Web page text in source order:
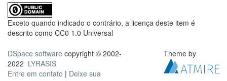
Exceto quando indicado o contrário, a licença deste item é
descrito como CC0 1.0 Universal
DSpace software copyright © 2002-
2022 LYRASIS
Entre em contato | Deixe sua
Theme by